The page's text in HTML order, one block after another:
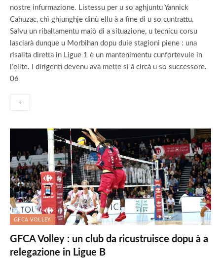
nostre infurmazione. Listessu per u so aghjuntu Yannick
Cahuzac, chì ghjunghje dinù ellu à a fine di u so cuntrattu.
Salvu un ribaltamentu maiò di a situazione, u tecnicu corsu
lasciarà dunque u Morbihan dopu duie stagioni piene : una
risalita diretta in Ligue 1 è un mantenimentu cunfortevule in
l’elite. I dirigenti devenu avà mette si à circà u so successore.
06
+
GFCA VOLLEY
GFCA Volley : un club da ricustruisce dopu à a
relegazione in Ligue B